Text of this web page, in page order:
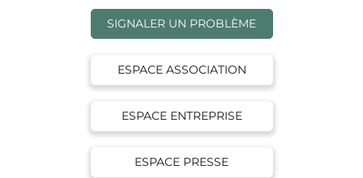
SIGNALER UN PROBLÈME
ESPACE ASSOCIATION
ESPACE ENTREPRISE
ESPACE PRESSE